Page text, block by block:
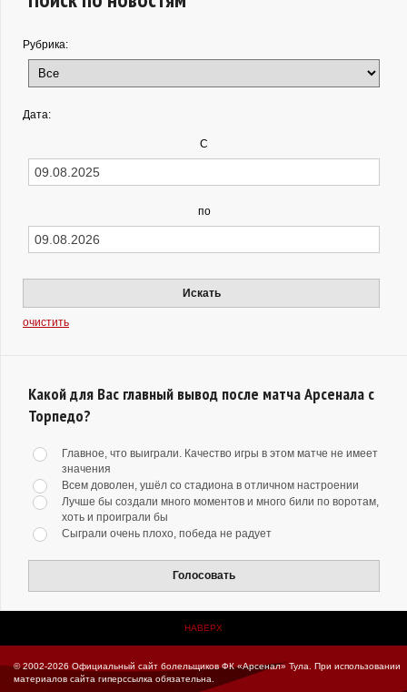
Рубрика:
Дата:
С
по
Искать
очистить
Какой для Вас главный вывод после матча Арсенала с
Торпедо?
Главное, что выиграли. Качество игры в этом матче не имеет
значения
Всем доволен, ушёл со стадиона в отличном настроении
Лучше бы создали много моментов и много били по воротам,
хоть и проиграли бы
Сыграли очень плохо, победа не радует
Голосовать
НАВЕРХ
© 2002-2026 Официальный сайт болельщиков ФК «Арсенал» Тула.
При использовании
материалов сайта гиперссылка обязательна.